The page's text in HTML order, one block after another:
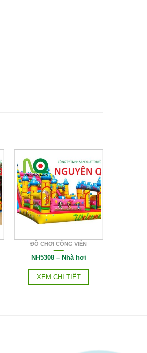
ĐỒ CHƠI CÔNG VIÊN
NH5308 – Nhà hơi
XEM CHI TIẾT